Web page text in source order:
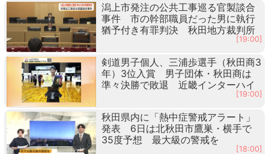
潟上市発注の公共工事巡る官製談合
事件 市の幹部職員だった男に執行
猶予付き有罪判決 秋田地方裁判所
[19:00]
剣道男子個人、三浦歩選手（秋田商3
年）3位入賞 男子団体・秋田商は
準々決勝で敗退 近畿インターハイ
[19:00]
秋田県内に「熱中症警戒アラート」
発表 6日は北秋田市鷹巣・横手で
35度予想 最大級の警戒を
[18:00]